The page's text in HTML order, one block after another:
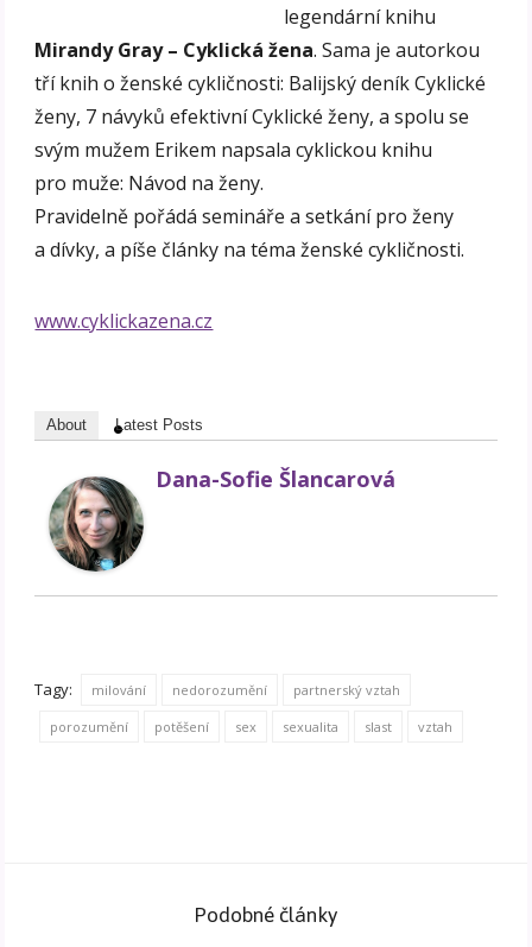
legendární knihu
Mirandy Gray – Cyklická žena. Sama je autorkou
tří knih o ženské cykličnosti: Balijský deník Cyklické
ženy, 7 návyků efektivní Cyklické ženy, a spolu se
svým mužem Erikem napsala cyklickou knihu
pro muže: Návod na ženy.
Pravidelně pořádá semináře a setkání pro ženy
a dívky, a píše články na téma ženské cykličnosti.
www.cyklickazena.cz
About Latest Posts
Dana-Sofie Šlancarová
Tagy: milování nedorozumění partnerský vztah
porozumění potěšení sex sexualita slast vztah
Podobné články